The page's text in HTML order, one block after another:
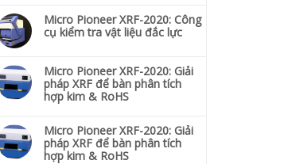
Micro Pioneer XRF-2020: Công
cụ kiểm tra vật liệu đắc lực
Micro Pioneer XRF-2020: Giải
pháp XRF để bàn phân tích
hợp kim & RoHS
Micro Pioneer XRF-2020: Giải
pháp XRF để bàn phân tích
hợp kim & RoHS